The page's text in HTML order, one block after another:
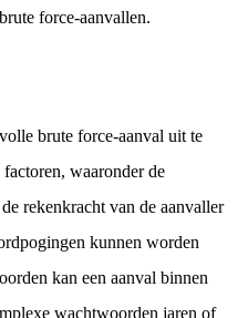
force-aanvallen.
brute force-aanval uit te
waaronder de
rekenkracht van de aanvaller
kunnen worden
kan een aanval binnen
wachtwoorden jaren of